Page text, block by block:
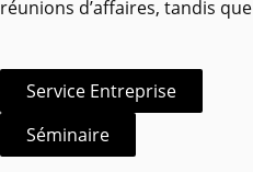
réunions d’affaires, tandis
Service Entreprise
Séminaire